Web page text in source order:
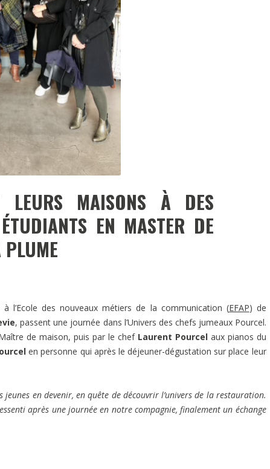
LEURS MAISONS À DES
EN MASTER DE
PLUME
à l’Ecole des nouveaux métiers de la communication (EFAP) de
, passent une journée dans l’Univers des chefs jumeaux Pourcel.
de maison, puis par le chef Laurent Pourcelaux pianos du
en personne qui après le déjeuner-dégustation sur place leur
jeunes en devenir, en quête de découvrir l’univers de la restauration.
après une journée en notre compagnie, finalement un échange